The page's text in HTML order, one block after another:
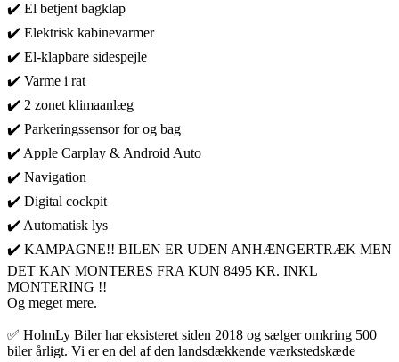
✔️ El betjent bagklap
✔️ Elektrisk kabinevarmer
✔️ El-klapbare sidespejle
✔️ Varme i rat
✔️ 2 zonet klimaanlæg
✔️ Parkeringssensor for og bag
✔️ Apple Carplay & Android Auto
✔️ Navigation
✔️ Digital cockpit
✔️ Automatisk lys
✔️ KAMPAGNE!! BILEN ER UDEN ANHÆNGERTRÆK MEN
DET KAN MONTERES FRA KUN 8495 KR. INKL
MONTERING !!
Og meget mere.
✅ HolmLy Biler har eksisteret siden 2018 og sælger omkring 500
biler årligt. Vi er en del af den landsdækkende værkstedskæde